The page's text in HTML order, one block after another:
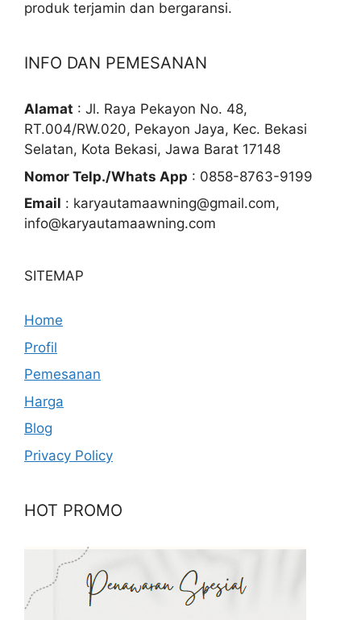
produk terjamin dan bergaransi.
INFO DAN PEMESANAN
Alamat : Jl. Raya Pekayon No. 48,
RT.004/RW.020, Pekayon Jaya, Kec. Bekasi
Selatan, Kota Bekasi, Jawa Barat 17148
Nomor Telp./Whats App : 0858-8763-9199
Email : karyautamaawning@gmail.com,
info@karyautamaawning.com
SITEMAP
Home
Profil
Pemesanan
Harga
Blog
Privacy Policy
HOT PROMO